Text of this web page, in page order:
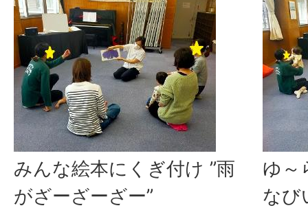
みんな絵本にくぎ付け ”雨
がざーざーざー”
ゆ～
なび